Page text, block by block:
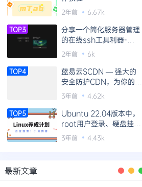
2年前 6.67k
TOP3
分享一个简化服务器管理
的在线ssh工具利器-
WebTerm
2年前 6k
TOP4
蓝易云SCDN — 强大的
安全防护CDN，为你的网
站提供全方位防护！
3年前 4.62k
TOP5
Ubuntu 22.04版本中，
root用户登录、硬盘挂载
等新机器操作指南
3年前 4.43k
最新文章